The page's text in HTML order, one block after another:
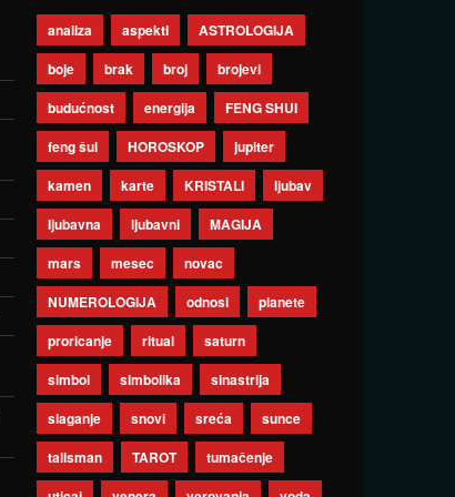
analiza aspekti
ASTROLOGIJA
boje
brak broj
brojevi
budućnost
energija
FENG SHUI
feng šui
HOROSKOP
jupiter
kamen
karte KRISTALI
ljubav
ljubavna
ljubavni
MAGIJA
mars
mesec
novac
NUMEROLOGIJA
odnosi
planete
proricanje
ritual
saturn
simbol
simbolika
sinastrija
slaganje
snovi sreća
sunce
talisman
TAROT
tumačenje